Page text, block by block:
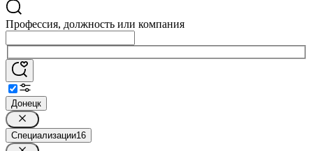
Профессия, должность или компания
Донецк
Специализации16